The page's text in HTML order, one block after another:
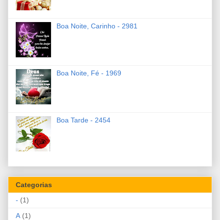
Boa Noite, Carinho - 2981
Boa Noite, Fé - 1969
Boa Tarde - 2454
Categorias
- (1)
A (1)